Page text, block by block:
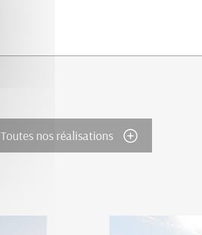
Toutes nos réalisations